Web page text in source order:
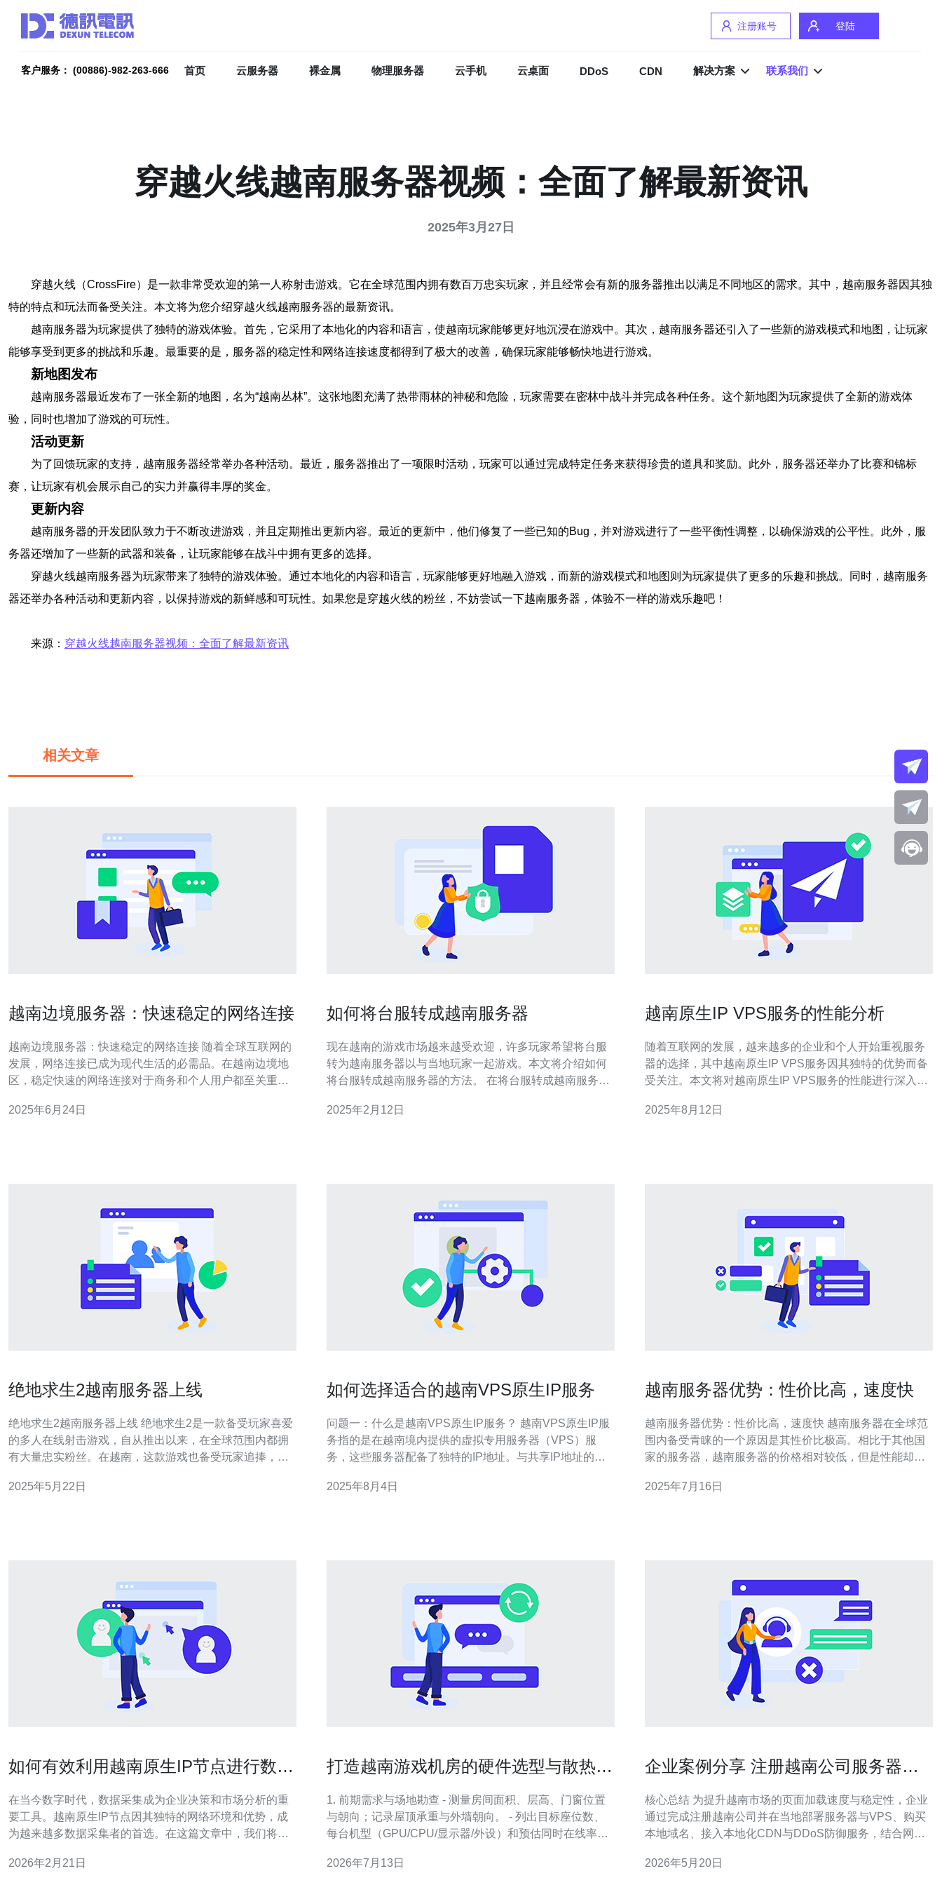
注册账号 登陆
客户服务： (00886)-982-263-666 首页 云服务器 裸金属 物理服务器 云手机 云桌面 DDoS CDN 解决方案 联系我们
穿越火线越南服务器视频：全面了解最新资讯
2025年3月27日
穿越火线（CrossFire）是一款非常受欢迎的第一人称射击游戏。它在全球范围内拥有数百万忠实玩家，并且经常会有新的服务器推出以满足不同地区的需求。其中，越南服务器因其独
特的特点和玩法而备受关注。本文将为您介绍穿越火线越南服务器的最新资讯。
越南服务器为玩家提供了独特的游戏体验。首先，它采用了本地化的内容和语言，使越南玩家能够更好地沉浸在游戏中。其次，越南服务器还引入了一些新的游戏模式和地图，让玩家
能够享受到更多的挑战和乐趣。最重要的是，服务器的稳定性和网络连接速度都得到了极大的改善，确保玩家能够畅快地进行游戏。
新地图发布
越南服务器最近发布了一张全新的地图，名为“越南丛林”。这张地图充满了热带雨林的神秘和危险，玩家需要在密林中战斗并完成各种任务。这个新地图为玩家提供了全新的游戏体
验，同时也增加了游戏的可玩性。
活动更新
为了回馈玩家的支持，越南服务器经常举办各种活动。最近，服务器推出了一项限时活动，玩家可以通过完成特定任务来获得珍贵的道具和奖励。此外，服务器还举办了比赛和锦标
赛，让玩家有机会展示自己的实力并赢得丰厚的奖金。
更新内容
越南服务器的开发团队致力于不断改进游戏，并且定期推出更新内容。最近的更新中，他们修复了一些已知的Bug，并对游戏进行了一些平衡性调整，以确保游戏的公平性。此外，服
务器还增加了一些新的武器和装备，让玩家能够在战斗中拥有更多的选择。
穿越火线越南服务器为玩家带来了独特的游戏体验。通过本地化的内容和语言，玩家能够更好地融入游戏，而新的游戏模式和地图则为玩家提供了更多的乐趣和挑战。同时，越南服务
器还举办各种活动和更新内容，以保持游戏的新鲜感和可玩性。如果您是穿越火线的粉丝，不妨尝试一下越南服务器，体验不一样的游戏乐趣吧！
来源： 穿越火线越南服务器视频：全面了解最新资讯
相关文章
越南边境服务器：快速稳定的网络连接
越南边境服务器：快速稳定的网络连接 随着全球互联网的
发展，网络连接已成为现代生活的必需品。在越南边境地
区，稳定快速的网络连接对于商务和个人用户都至关重
快速稳定的网络连接。 越南边境服务器通常位于距离主要
2025年6月24日
如何将台服转成越南服务器
现在越南的游戏市场越来越受欢迎，许多玩家希望将台服
转为越南服务器以与当地玩家一起游戏。本文将介绍如何
将台服转成越南服务器的方法。 在将台服转成越南服务器
过搜索引擎或游戏论坛来获取相关信息，并选择一个稳
2025年2月12日
越南原生IP VPS服务的性能分析
随着互联网的发展，越来越多的企业和个人开始重视服务
器的选择，其中越南原生IP VPS服务因其独特的优势而备
受关注。本文将对越南原生IP VPS服务的性能进行深入分
更明智的选择。 首先，我们需要明确什么是VPS。
2025年8月12日
绝地求生2越南服务器上线
绝地求生2越南服务器上线 绝地求生2是一款备受玩家喜爱
的多人在线射击游戏，自从推出以来，在全球范围内都拥
有大量忠实粉丝。在越南，这款游戏也备受玩家追捧，其
生2官方近日宣布在越南地区开设了新的服务器。这一消息
2025年5月22日
如何选择适合的越南VPS原生IP服务
问题一：什么是越南VPS原生IP服务？ 越南VPS原生IP服
务指的是在越南境内提供的虚拟专用服务器（VPS）服
务，这些服务器配备了独特的IP地址。与共享IP地址的
定性和访问速度，尤其适合需要进行本地化业务的企业和
2025年8月4日
越南服务器优势：性价比高，速度快
越南服务器优势：性价比高，速度快 越南服务器在全球范
围内备受青睐的一个原因是其性价比极高。相比于其他国
家的服务器，越南服务器的价格相对较低，但是性能却不
用户的首选。 越南服务器的另一个优势就是其快速的网
2025年7月16日
如何有效利用越南原生IP节点进行数据
在当今数字时代，数据采集成为企业决策和市场分析的重
要工具。越南原生IP节点因其独特的网络环境和优势，成
为越来越多数据采集者的首选。在这篇文章中，我们将探
合适的IP节点、数据抓取工具的使用、以及如何规避常见
2026年2月21日
打造越南游戏机房的硬件选型与散热电
1. 前期需求与场地勘查 - 测量房间面积、层高、门窗位置
与朝向；记录屋顶承重与外墙朝向。 - 列出目标座位数、
每台机型（GPU/CPU/显示器/外设）和预估同时在线率。
地电网参数：越南常见供电220V/50Hz，确认入户最大可
2026年7月13日
企业案例分享 注册越南公司服务器提
核心总结 为提升越南市场的页面加载速度与稳定性，企业
通过完成注册越南公司并在当地部署服务器与VPS、购买
本地域名、接入本地化CDN与DDoS防御服务，结合网络
200ms降至50ms以内，页面首字节时间(TTFB)明显缩短，
2026年5月20日